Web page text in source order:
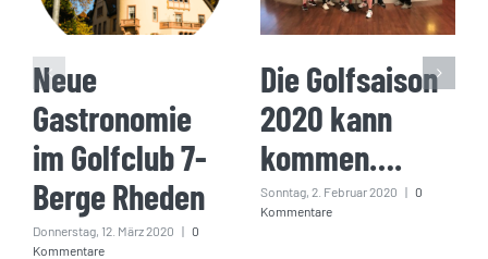
Neue
Gastronomie
im Golfclub 7-
Berge Rheden
Donnerstag, 12. März 2020 | 0
Kommentare
Die Golfsaison
2020 kann
kommen….
Sonntag, 2. Februar 2020 | 0
Kommentare